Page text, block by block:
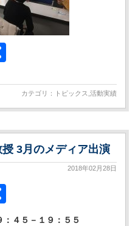
カテゴリ： トピックス,活動実績
授 3月のメディア出演
2018年02月28日
有
４５－１９：５５